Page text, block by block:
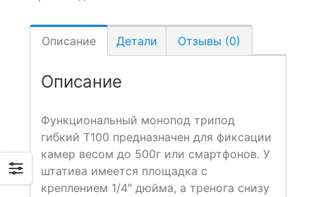
Описание Детали Отзывы (0)
Описание
Функциональный монопод трипод
гибкий T100 предназначен для фиксации
камер весом до 500г или смартфонов. У
штатива имеется площадка с
креплением 1/4″ дюйма, а тренога снизу